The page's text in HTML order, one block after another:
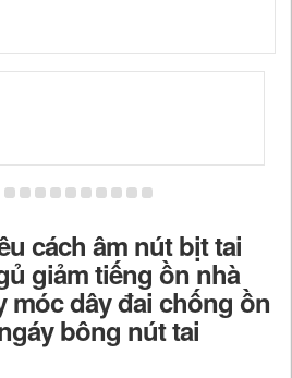
cách âm nút bịt tai
giảm tiếng ồn nhà
móc dây đai chống ồn
bông nút tai